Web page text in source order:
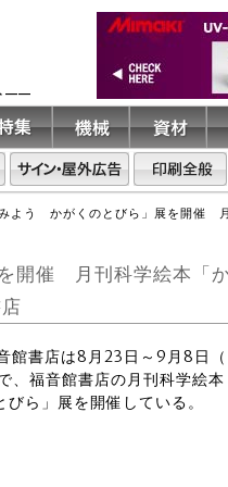
――
よう かがくのとびら」展を開催
開催 月刊科学絵本「
書店は8月23日～9月8日
、福音館書店の月刊科学絵
ら」展を開催している。